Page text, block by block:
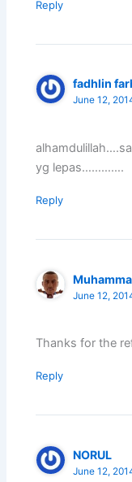
Reply
fadhlin
June 12,
yg lepas………….
Reply
June 12,
Thanks for the
Reply
NORUL
June 12,